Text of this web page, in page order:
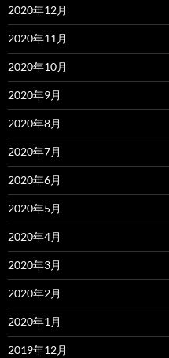
2020年12月
2020年11月
2020年10月
2020年9月
2020年8月
2020年7月
2020年6月
2020年5月
2020年4月
2020年3月
2020年2月
2020年1月
2019年12月